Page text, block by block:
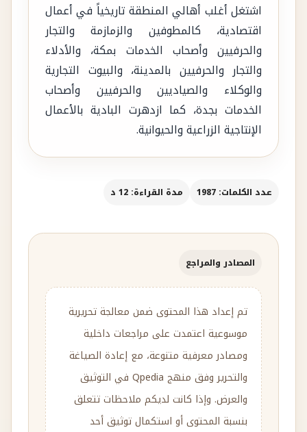
اشتغل أغلب أهالي المنطقة تاريخياً في أعمال
اقتصادية، كالمطوفين والزمازمة والتجار
والحرفيين وأصحاب الخدمات بمكة، والأدلاء
والتجار والحرفيين بالمدينة، والبيوت التجارية
والوكلاء والصياديين والحرفيين وأصحاب
الخدمات بجدة، كما ازدهرت البادية بالأعمال
الإنتاجية الزراعية والحيوانية.
عدد الكلمات: 1987 مدة القراءة: 12 د
المصادر والمراجع
تم إعداد هذا المحتوى ضمن معالجة تحريرية
موسوعية اعتمدت على مراجعات داخلية
ومصادر معرفية متنوعة، مع إعادة الصياغة
والتحرير وفق منهج Qpedia في التوثيق
والعرض. وإذا كانت لديكم ملاحظات تتعلق
بنسبة المحتوى أو استكمال توثيق أحد